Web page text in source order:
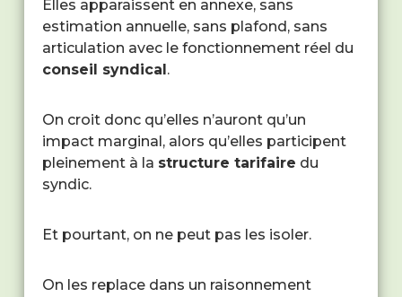
Elles apparaissent en annexe, sans
estimation annuelle, sans plafond, sans
articulation avec le fonctionnement réel du
conseil syndical .
On croit donc qu’elles n’auront qu’un
impact marginal, alors qu’elles participent
pleinement à la structure tarifaire du
syndic.
Et pourtant, on ne peut pas les isoler.
On les replace dans un raisonnement